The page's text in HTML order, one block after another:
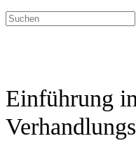
Suchen
nach:
Einführung